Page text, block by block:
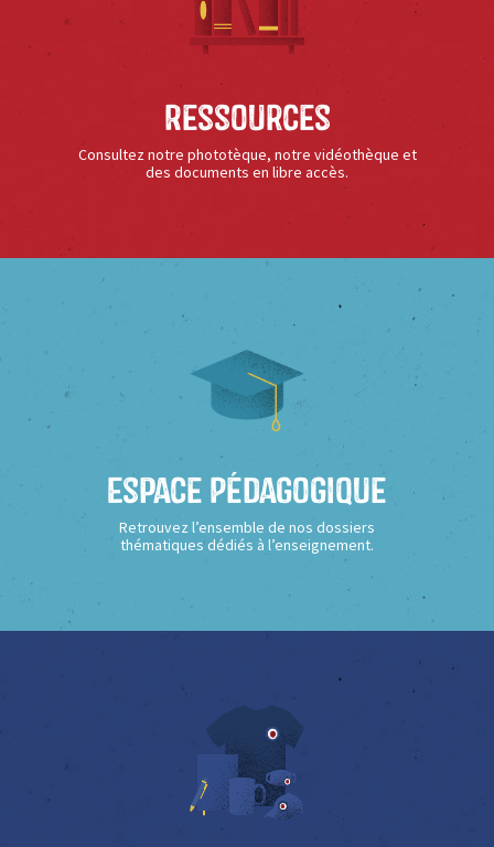
Ressources
Consultez notre phototèque, notre vidéothèque et
des documents en libre accès.
Espace Pédagogique
Retrouvez l’ensemble de nos dossiers
thématiques dédiés à l’enseignement.